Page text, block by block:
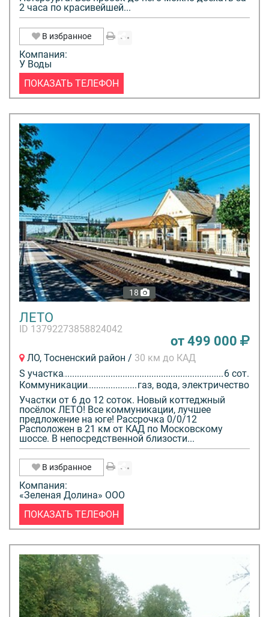
2 часа по красивейшей...
В избранное
Компания:
У Воды
ПОКАЗАТЬ ТЕЛЕФОН
18
ЛЕТО
ID 13792273858824042
от 499 000
ЛО, Тосненский район / 30 км до КАД
S участка
6 сот.
Коммуникации
газ, вода, электричество
Участки от 6 до 12 соток. Новый коттеджный
посёлок ЛЕТО! Все коммуникации, лучшее
предложение на юге! Рассрочка 0/0/12
Расположен в 21 км от КАД по Московскому
шоссе. В непосредственной близости...
В избранное
Компания:
«Зеленая Долина» ООО
ПОКАЗАТЬ ТЕЛЕФОН